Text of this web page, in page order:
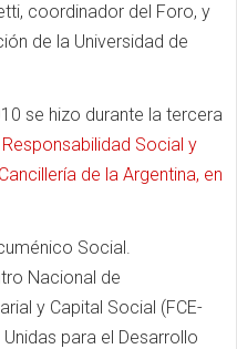
coordinador del Foro, y
de la Universidad de
se hizo durante la tercera
Social y
de la Argentina, en
Social.
Nacional de
y Capital Social (FCE-
para el Desarrollo